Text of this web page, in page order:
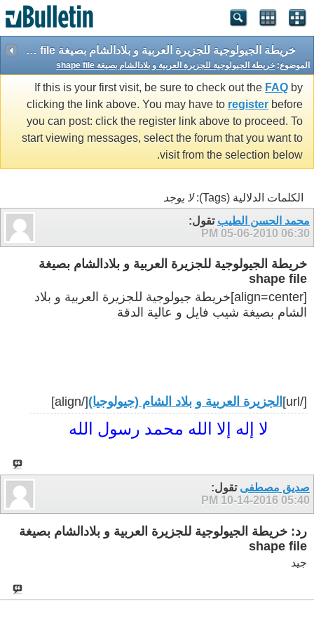
خريطة الجيولوجية للجزيرة العربية و بلادالشام بصيغة shape file
الموضوع: خريطة الجيولوجية للجزيرة العربية و بلادالشام بصيغة shape file
If this is your first visit, be sure to check out the FAQ by
clicking the link above. You may have to register before
you can post: click the register link above to proceed. To
start viewing messages, select the forum that you want to
visit from the selection below.
الكلمات الدلالية (Tags):
لا يوجد
محمد الحسن الطيب تقول:
05-06-2010 06:30 PM
خريطة الجيولوجية للجزيرة العربية و بلادالشام بصيغة
shape file
[align=center]خريطة جيولوجية للجزيرة العربية و بلاد
الشام بصيغة شيب فايل و عالية الدقة
[/url] الجزيرة العربية و بلاد الشام (جيولوجيا)[/align]
لا إله إلا الله محمد رسول الله
صديق مصطفى تقول:
10-14-2016 05:40 PM
رد: خريطة الجيولوجية للجزيرة العربية و بلادالشام بصيغة
shape file
جيد